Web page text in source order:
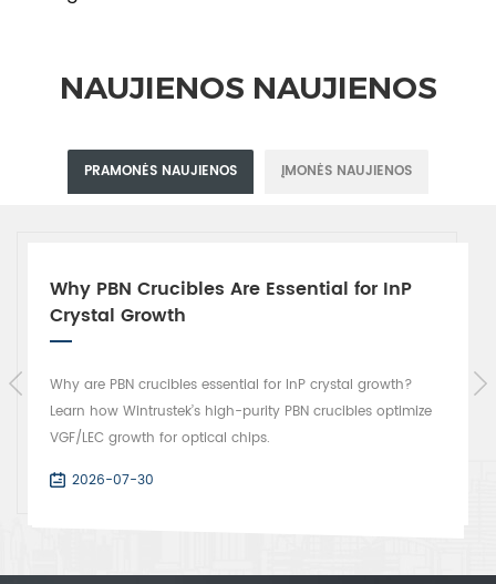
NAUJIENOS NAUJIENOS
PRAMONĖS NAUJIENOS ĮMONĖS NAUJIENOS
Why PBN Crucibles Are Essential for InP
Crystal Growth
Why are PBN crucibles essential for InP crystal growth?
Learn how Wintrustek’s high-purity PBN crucibles optimize
VGF/LEC growth for optical chips.
2026-07-30